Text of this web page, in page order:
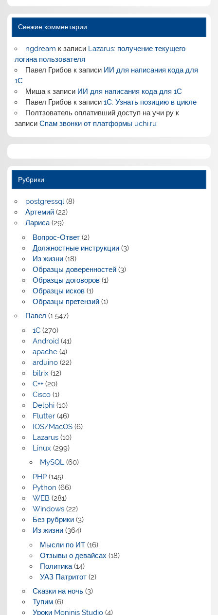
Свежие комментарии
ngdream к записи Lazarus: получение текущего
логина пользователя
Павел Грибовк записи ИИ для написания кода для
1С
Мишак записи ИИ для написания кода для 1С
Павел Грибовк записи 1С: Узнать позицию в цикле
Полтзователь оплативший доступ на учи рук
записиСпам звонки от платформы uchi.ru
Рубрики
postgressql(8)
Артемий(22)
Лариса(29)
Вопрос-Ответ(2)
Должностные инструкции(3)
Из жизни(18)
Образцы доверенностей(3)
Образцы договоров(1)
Образцы исков(1)
Образцы претензий(1)
Павел (1 547)
1C(270)
Android(41)
apache(4)
arduino(22)
bitrix (12)
C++(20)
Cisco(1)
Delphi(10)
Flutter(46)
IOS/MacOS(6)
Lazarus(10)
Linux (299)
MySQL(60)
PHP(145)
Python (66)
WEB(281)
Windows(22)
Без рубрики(3)
Из жизни(364)
Мысли по ИТ(16)
Отзывы о девайсах (18)
Политика(14)
УАЗ Патритот(2)
Сказки на ночь(3)
Тупим(6)
Уроки Moninis Studio(4)